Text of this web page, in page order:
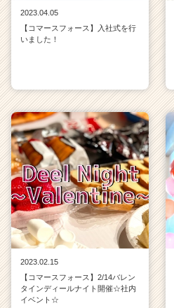
2023.04.05
【コマースフォース】入社式を行
いました！
2023.02.15
【コマースフォース】2/14バレン
タインディールナイト開催☆社内
イベント☆